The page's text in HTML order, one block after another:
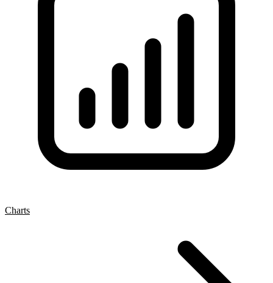
Charts